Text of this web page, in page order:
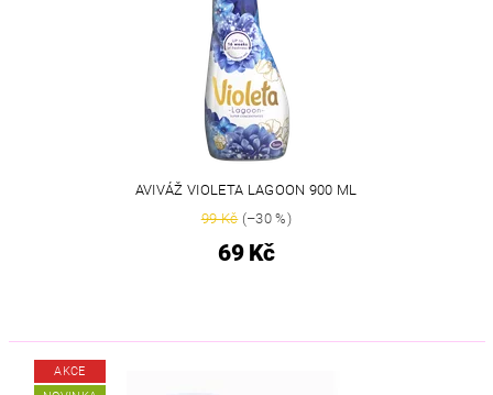
AVIVÁŽ VIOLETA LAGOON 900 ML
99 Kč(–30 %)
69 Kč
AKCE